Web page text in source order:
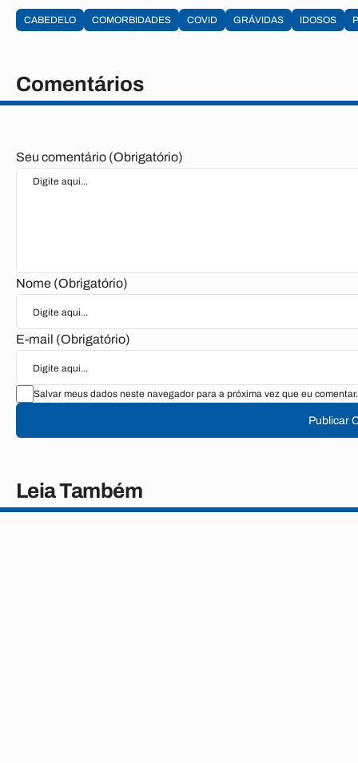
CABEDELO COMORBIDADES COVID GRÁVIDAS IDOSOS
Comentários
Seu comentário (Obrigatório)
Nome (Obrigatório)
E-mail (Obrigatório)
Salvar meus dados neste navegador para a próxima vez que eu comentar.
Publicar
Leia Também